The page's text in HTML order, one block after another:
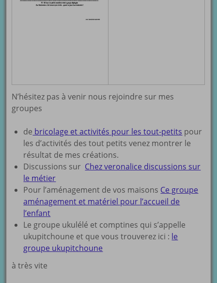
N’hésitez pas à venir nous rejoindre sur mes
groupes
de bricolage et activités pour les tout-petits pour
les d’activités des tout petits venez montrer le
résultat de mes créations.
Discussions sur Chez veronalice discussions sur
le métier
Pour l’aménagement de vos maisons Ce groupe
aménagement et matériel pour l’accueil de
l’enfant
Le groupe ukulélé et comptines qui s’appelle
ukupitchoune et que vous trouverez ici : le
groupe ukupitchoune
à très vite